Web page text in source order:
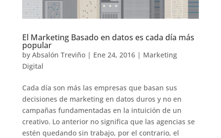
El Marketing Basado en datos es cada día más
popular
by Absalón Treviño| Ene 24, 2016| Marketing
Digital
Cada día son más las empresas que basan sus
decisiones de marketing en datos duros y no en
campañas fundamentadas en la intuición de un
creativo. Lo anterior no significa que las agencias se
estén quedando sin trabajo, por el contrario, el